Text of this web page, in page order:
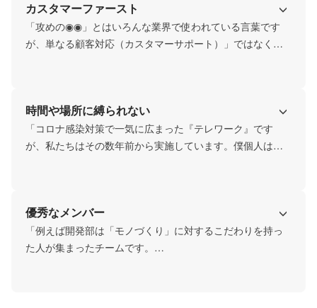
で学ぶことが多いです。それで日頃から他部署の社員と関
わると開発言語がどうとかプログラムがどうだとか、スキ
ル云々だけではないところで良い影響を受けるものも確か
カスタマーファースト
「攻めの◉◉」とはいろんな業界で使われている言葉です
が、単なる顧客対応（カスタマーサポート）」ではなく、
いますが、お客様にとっては私たちのサービスも他社のサ
ービスも違いがわからない。つまり差別化できるところと
いうと結局のところ製品サポートの対応の良し悪しやそれ
時間や場所に縛られない
「コロナ感染対策で一気に広まった『テレワーク』です
が、私たちはその数年前から実施しています。僕個人は各
やフィードバックは出社日かWeb会議で。僕もおかげで自
宅で子どもの面倒をみながら短時間集中で仕事に取り組ん
でいます。どうしても集中したい時は、近くの喫茶店にい
優秀なメンバー
「例えば開発部は「モノづくり」に対するこだわりを持っ
た人が集まったチームです。